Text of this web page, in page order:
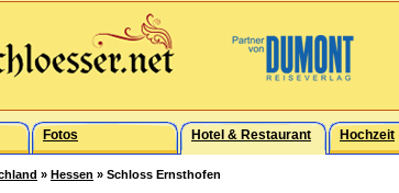
Fotos Hotel & Restaurant Hochzeit
» Hessen » Schloss Ernsthofen